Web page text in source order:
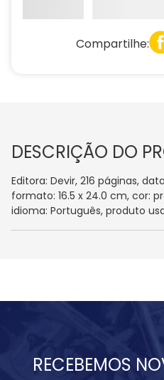
Compartilhe:
DESCRIÇÃO DO
Editora: Devir, 216 páginas,
formato: 16.5 x 24.0 cm, cor:
idioma: Português, produto
RECEBEMOS